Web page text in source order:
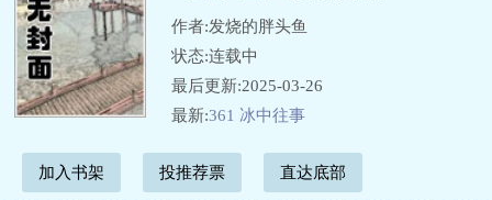
作者:发烧的胖头鱼
状态:连载中
最后更新:2025-03-26
最新:361 冰中往事
加入书架 投推荐票 直达底部